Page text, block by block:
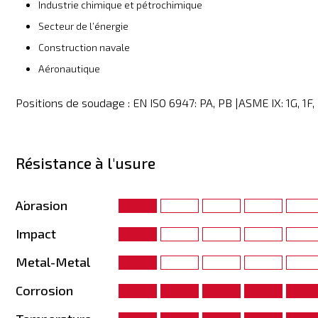
Industrie chimique et pétrochimique
Secteur de l’énergie
Construction navale
Aéronautique
Positions de soudage : EN ISO 6947: PA, PB |ASME IX: 1G,
Résistance à l'usure
Abrasion
Impact
Metal-Metal
Corrosion